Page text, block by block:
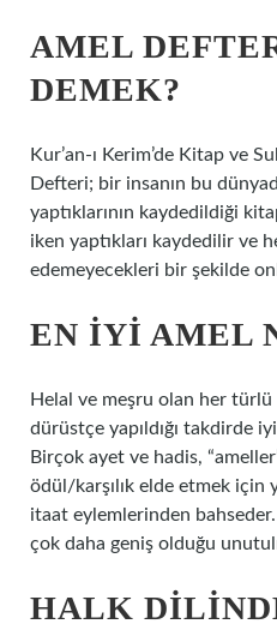
AMEL
DEMEK?
Kur’an-ı Kerim’de Kitap ve
Defteri; bir insanın bu
yaptıklarının kaydedildiği
iken yaptıkları kaydedilir ve
edemeyecekleri bir şekilde
EN IYI AMEL
Helal ve meşru olan her türlü
dürüstçe yapıldığı takdirde
Birçok ayet ve hadis,
ödül/karşılık elde etmek için
itaat eylemlerinden
çok daha geniş olduğu
HALK